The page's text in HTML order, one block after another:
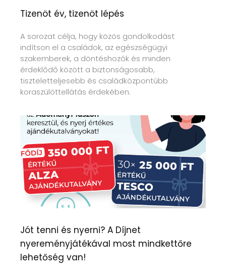
Tizenöt év, tizenöt lépés
A sorozat célja, hogy közös gondolkodást
indítson el a családok, az egészségügyi
szakemberek, a döntéshozók és minden
érdeklődő között a biztonságosabb,
tiszteletteljesebb és családközpontúbb
koraszülöttellátás érdekében.
Jót tenni és nyerni? A Díjnet
nyereményjátékával most mindkettőre
lehetőség van!